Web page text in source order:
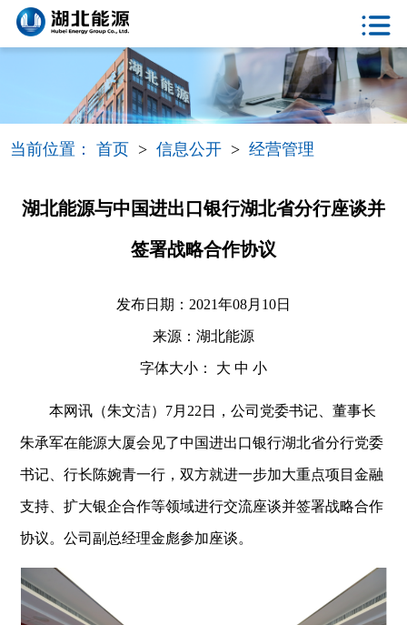
当前位置：首页 >信息公开 >经营管理
湖北能源与中国进出口银行湖北省分行座谈并
签署战略合作协议
发布日期：2021年08月10日
来源：湖北能源
字体大小： 大 中 小
本网讯（朱文洁）7月22日，公司党委书记、董事长
朱承军在能源大厦会见了中国进出口银行湖北省分行党委
书记、行长陈婉青一行，双方就进一步加大重点项目金融
支持、扩大银企合作等领域进行交流座谈并签署战略合作
协议。公司副总经理金彪参加座谈。